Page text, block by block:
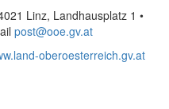
Linz, Landhausplatz 1 •
post@ooe.gv.at
oberoesterreich.gv.at